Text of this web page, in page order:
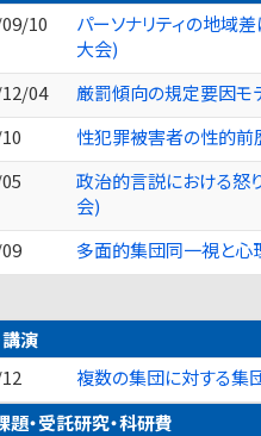
10
パーソナリティの地域
大会)
04
厳罰傾向の規定要因モ
性犯罪被害者の性的前
政治的言説における怒
会)
多面的集団同一視と心
講演
複数の集団に対する集
題・受託研究・科研費